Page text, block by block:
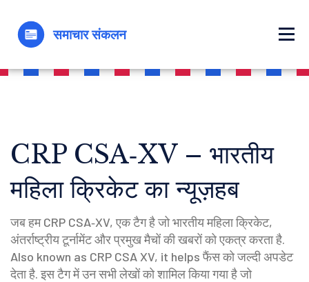
CRP CSA‑XV – भारतीय
महिला क्रिकेट का न्यूज़हब
जब हमCRP CSA‑XV,एक टैग है जो भारतीय महिला क्रिकेट,
अंतर्राष्ट्रीय टूर्नामेंट और प्रमुख मैचों की खबरों को एकत्र करता है.
Also known as CRP CSA XV, it helps फैंस को जल्दी अपडेट
देता है.इस टैग में उन सभी लेखों को शामिल किया गया है जो